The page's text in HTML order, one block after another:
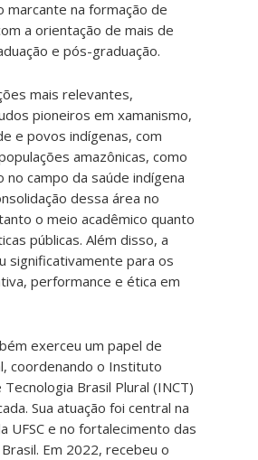
marcante na formação de
a orientação de mais de
e pós-graduação.
mais relevantes,
pioneiros em xamanismo,
e povos indígenas, com
amazônicas, como
no campo da saúde indígena
dessa área no
o meio acadêmico quanto
públicas. Além disso, a
significativamente para os
performance e ética em
exerceu um papel de
coordenando o Instituto
Tecnologia Brasil Plural (INCT)
Sua atuação foi central na
UFSC e no fortalecimento das
Em 2022, recebeu o